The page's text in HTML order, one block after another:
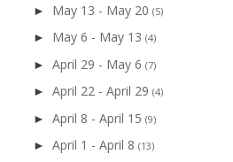
► May 13 - May 20 (5)
► May 6 - May 13 (4)
► April 29 - May 6 (7)
► April 22 - April 29 (4)
► April 8 - April 15 (9)
► April 1 - April 8 (13)